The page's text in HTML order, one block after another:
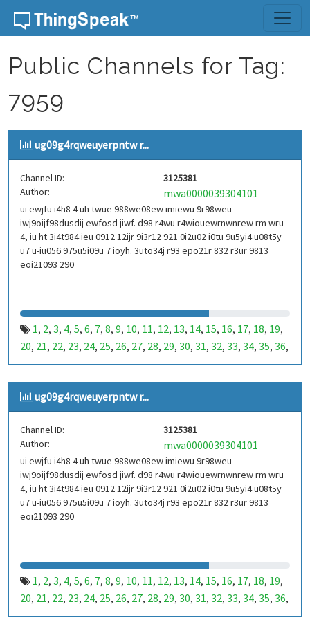
Skip to content
Public Channels for Tag:
7959
ug09g4rqweuyerpntw r...
Channel ID:
3125381
Author:
mwa0000039304101
ui ewjfu i4h8 4 uh twue 988we08ew imiewu 9r98weu
iwj9oijf98dusdij ewfosd jiwf. d98 r4wu r4wiouewrnwnrew rm wru
4, iu ht 3i4t984 ieu 0912 12ijr 9i3r12 921 0i2u02 i0tu 9u5yi4 u08t5y
u7 u-iu056 975u5i09u 7 ioyh. 3uto34j r93 epo21r 832 r3ur 9813
eoi21093 290
1, 2, 3, 4, 5, 6, 7, 8, 9, 10, 11, 12, 13, 14, 15, 16, 17, 18, 19,
20, 21, 22, 23, 24, 25, 26, 27, 28, 29, 30, 31, 32, 33, 34, 35, 36,
37,38,39,40,41,42,43,44,45,46,47,48,49,50,51,52,53,
99,100,101,102,103,104,105,106,107,108,109,110,
111,112,113,114,115,116,
123,124,125,126,127,128,129,130,131,132,133,134,
135,136,137 141,142,143
147,148 153,154,155,156,157,158
159,160,161,162,163,164,165 ,166,167,168,
171 ,172,173 ,174,175,176,177,178,179 ,180,181 ,182,
183,184,185,186, 187,188,189 ,190,191,192,193,194
195,196 ,197
231,232,233,234,235,236,237,238,239,
243, 244, 245, 246, 247,248,249,250 ,251,252, 253 ,254,
255 ,256,257, 258,259,260,261,262,263 ,264,265 , 266
ug09g4rqweuyerpntw r...
Channel ID:
3125381
Author:
mwa0000039304101
ui ewjfu i4h8 4 uh twue 988we08ew imiewu 9r98weu
iwj9oijf98dusdij ewfosd jiwf. d98 r4wu r4wiouewrnwnrew rm wru
4, iu ht 3i4t984 ieu 0912 12ijr 9i3r12 921 0i2u02 i0tu 9u5yi4 u08t5y
u7 u-iu056 975u5i09u 7 ioyh. 3uto34j r93 epo21r 832 r3ur 9813
eoi21093 290
1, 2, 3, 4, 5, 6, 7, 8, 9, 10, 11, 12, 13, 14, 15, 16, 17, 18, 19,
20, 21, 22, 23, 24, 25, 26, 27, 28, 29, 30, 31, 32, 33, 34, 35, 36,
37,38,39,40,41,42,43,44,45,46,47,48,49,50,51,52,53,